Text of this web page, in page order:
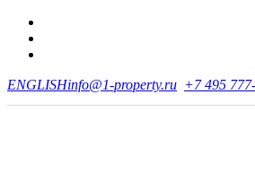
ENGLISHinfo@1-property.ru +7 495